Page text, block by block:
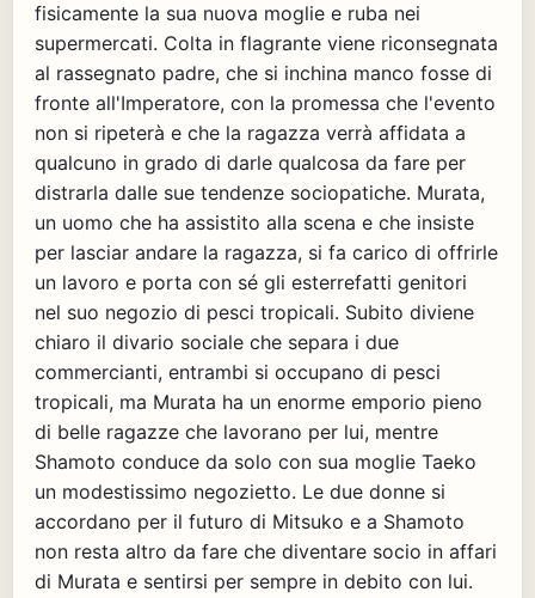
fisicamente la sua nuova moglie e ruba nei
supermercati. Colta in flagrante viene riconsegnata
al rassegnato padre, che si inchina manco fosse di
fronte all'Imperatore, con la promessa che l'evento
non si ripeterà e che la ragazza verrà affidata a
qualcuno in grado di darle qualcosa da fare per
distrarla dalle sue tendenze sociopatiche. Murata,
un uomo che ha assistito alla scena e che insiste
per lasciar andare la ragazza, si fa carico di offrirle
un lavoro e porta con sé gli esterrefatti genitori
nel suo negozio di pesci tropicali. Subito diviene
chiaro il divario sociale che separa i due
commercianti, entrambi si occupano di pesci
tropicali, ma Murata ha un enorme emporio pieno
di belle ragazze che lavorano per lui, mentre
Shamoto conduce da solo con sua moglie Taeko
un modestissimo negozietto. Le due donne si
accordano per il futuro di Mitsuko e a Shamoto
non resta altro da fare che diventare socio in affari
di Murata e sentirsi per sempre in debito con lui.